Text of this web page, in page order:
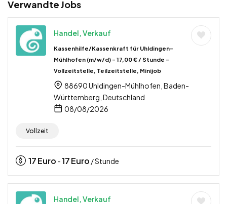
Verwandte Jobs
Handel, Verkauf
Kassenhilfe/Kassenkraft für Uhldingen-
Mühlhofen (m/w/d) – 17,00 € / Stunde –
Vollzeitstelle, Teilzeitstelle, Minijob
88690 Uhldingen-Mühlhofen, Baden-
Württemberg, Deutschland
08/08/2026
Vollzeit
17Euro -17Euro / Stunde
Handel, Verkauf